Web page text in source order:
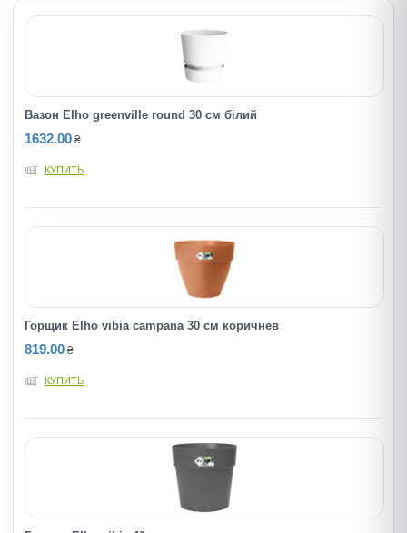
Вазон Elho greenville round 30 см білий
1632.00 ₴
КУПИТЬ
Горщик Elho vibia campana 30 см коричнев
819.00 ₴
КУПИТЬ